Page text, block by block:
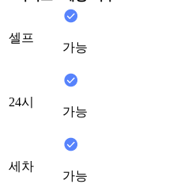
셀프
가능
24시
가능
세차
가능